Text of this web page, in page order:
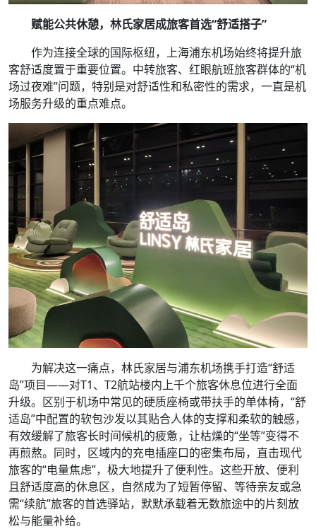
赋能公共休憩，林氏家居成旅客首选“舒适搭子”
作为连接全球的国际枢纽，上海浦东机场始终将提升旅
客舒适度置于重要位置。中转旅客、红眼航班旅客群体的“机
场过夜难”问题，特别是对舒适性和私密性的需求，一直是机
场服务升级的重点难点。
为解决这一痛点，林氏家居与浦东机场携手打造“舒适
岛”项目——对T1、T2航站楼内上千个旅客休息位进行全面
升级。区别于机场中常见的硬质座椅或带扶手的单体椅，“舒
适岛”中配置的软包沙发以其贴合人体的支撑和柔软的触感，
有效缓解了旅客长时间候机的疲惫，让枯燥的“坐等”变得不
再煎熬。同时，区域内的充电插座口的密集布局，直击现代
旅客的“电量焦虑”，极大地提升了便利性。这些开放、便利
且舒适度高的休息区，自然成为了短暂停留、等待亲友或急
需“续航”旅客的首选驿站，默默承载着无数旅途中的片刻放
松与能量补给。